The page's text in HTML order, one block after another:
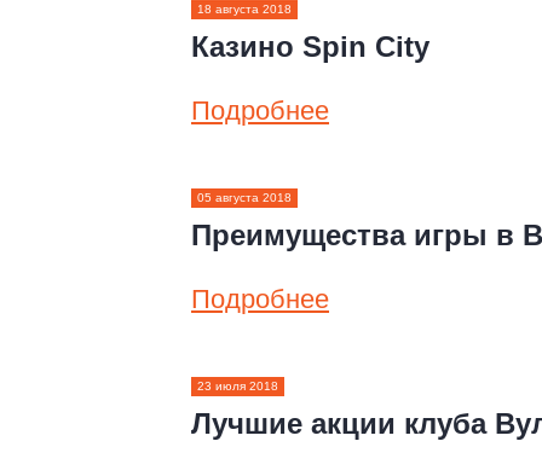
18 августа 2018
Казино Spin City
Подробнее
05 августа 2018
Преимущества игры в
Подробнее
23 июля 2018
Лучшие акции клуба